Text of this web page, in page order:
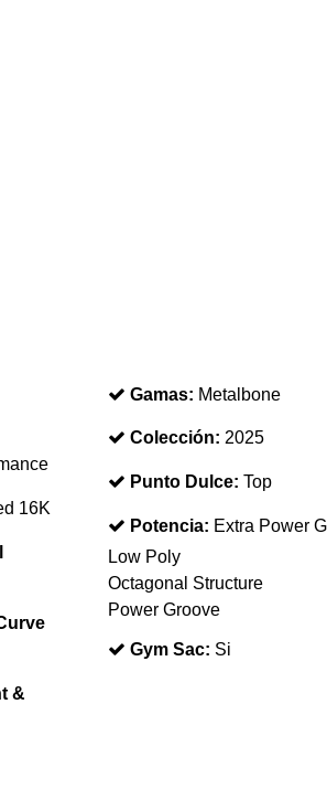
16K
&
Gamas: Metalbone
Colección: 2025
Punto Dulce: Top
Potencia: Extra Power
Low Poly
Octagonal Structure
Power Groove
Gym Sac: Si